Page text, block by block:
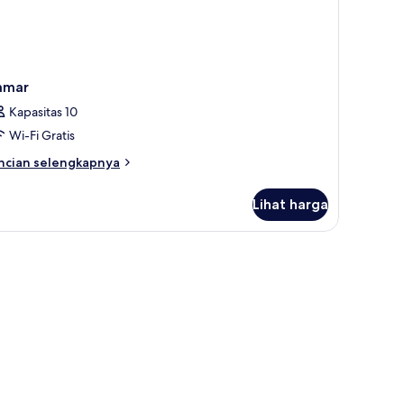
Kapasitas 10
Wi-Fi Gratis
selengkapnya
Lihat harga